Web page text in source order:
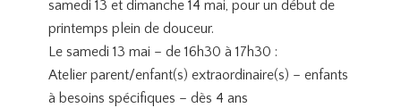
samedi 13 et dimanche 14 mai, pour un début de
printemps plein de douceur.
Le samedi 13 mai – de 16h30 à 17h30 :
Atelier parent/enfant(s) extraordinaire(s) – enfants
à besoins spécifiques – dès 4 ans